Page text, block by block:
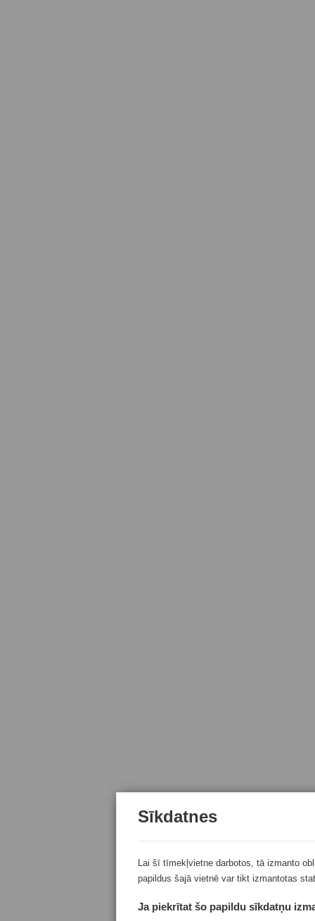
Sīkdatnes
Lai šī tīmekļvietne darbotos, tā izmanto
papildus šajā vietnē var tikt izmantotas
Ja piekrītat šo papildu sīkdatņu